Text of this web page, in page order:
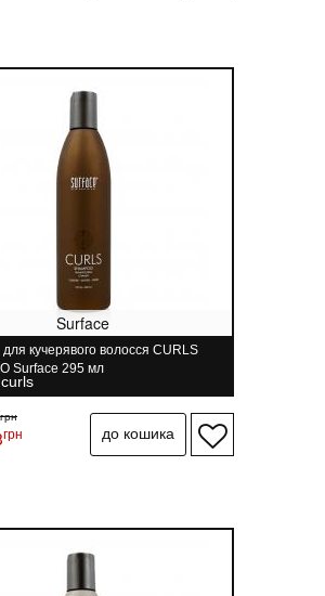
Surface
кучерявого волосся CURLS
Surface 295 мл
грн
грн